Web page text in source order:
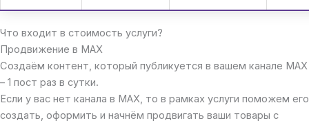
Что входит в стоимость услуги?
Продвижение в MAX
Создаём контент, который публикуется в вашем канале МАХ
– 1 пост раз в сутки.
Если у вас нет канала в MAX, то в рамках услуги поможем его
создать, оформить и начнём продвигать ваши товары с